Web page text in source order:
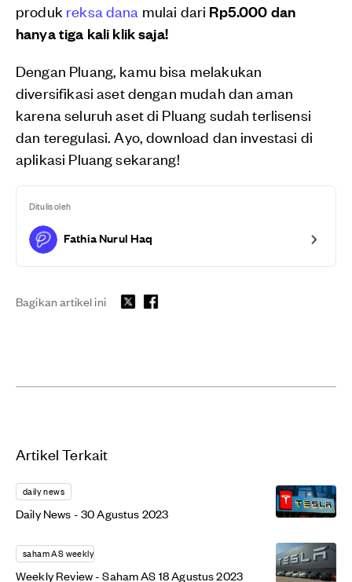
produk reksa dana mulai dari Rp5.000 dan
hanya tiga kali klik saja!
Dengan Pluang, kamu bisa melakukan
diversifikasi aset dengan mudah dan aman
karena seluruh aset di Pluang sudah terlisensi
dan teregulasi. Ayo, download dan investasi di
aplikasi Pluang sekarang!
Ditulis oleh
Fathia Nurul Haq
Bagikan artikel ini
Artikel Terkait
daily news
Daily News - 30 Agustus 2023
saham AS weekly
Weekly Review - Saham AS 18 Agustus 2023